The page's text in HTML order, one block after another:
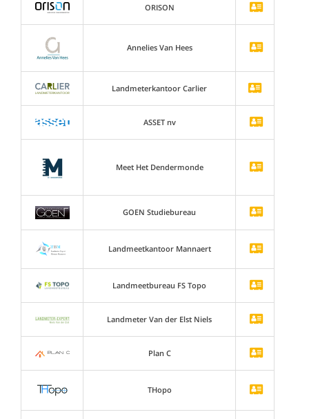
ORISON
Annelies Van Hees
Landmeterkantoor Carlier
ASSET nv
Meet Het Dendermonde
GOEN Studiebureau
Landmeetkantoor Mannaert
Landmeetbureau FS Topo
Landmeter Van der Elst Niels
Plan C
THopo